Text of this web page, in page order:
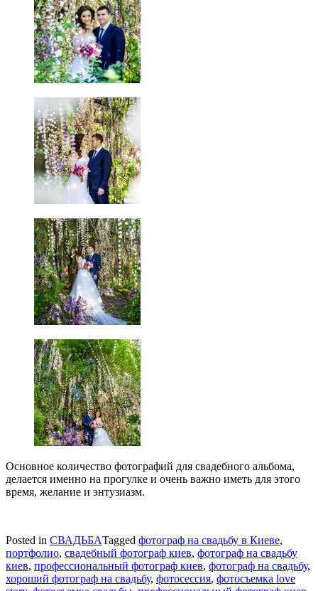
Основное количество фотографий для свадебного альбома,
делается именно на прогулке и очень важно иметь для этого
время, желание и энтузиазм.
Posted in СВАДЬБАTagged фотограф на свадьбу в Киеве,
портфолио, свадебный фотограф киев, фотограф на свадьбу
киев, профессиональный фотограф киев, фотограф на свадьбу,
хороший фотограф на свадьбу, фотосессия, фотосъемка love